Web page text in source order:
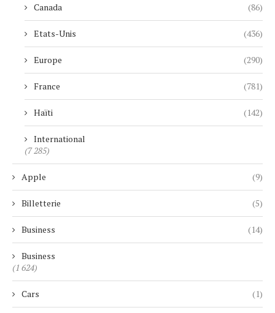
Canada (86)
Etats-Unis (436)
Europe (290)
France (781)
Haïti (142)
International
(7 285)
Apple (9)
Billetterie (5)
Business (14)
Business
(1 624)
Cars (1)